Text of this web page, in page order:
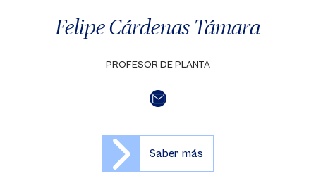
Felipe Cárdenas Támara
PROFESOR DE PLANTA
Saber más